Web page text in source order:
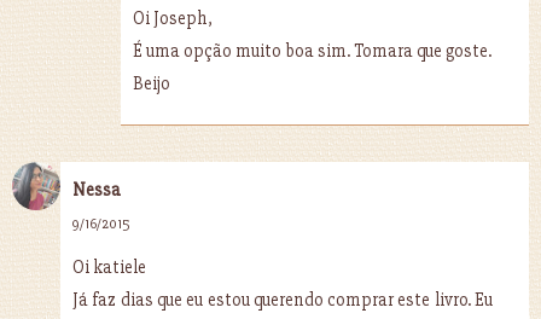
Oi Joseph,
É uma opção muito boa sim. Tomara que goste.
Beijo
Nessa
9/16/2015
Oi katiele
Já faz dias que eu estou querendo comprar este livro. Eu